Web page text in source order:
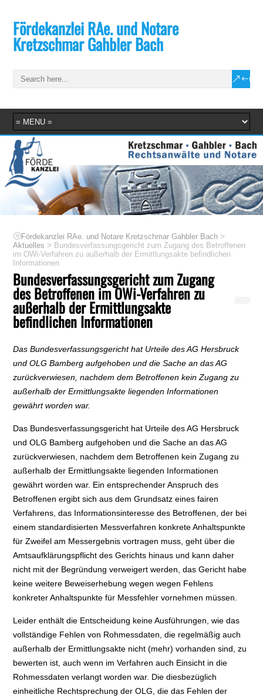
Fördekanzlei RAe. und Notare
Kretzschmar Gahbler Bach
Fördekanzlei RAe. und Notare Kretzschmar Gahbler Bach >
Aktuelles > Bundesverfassungsgericht zum Zugang des Betroffenen
im OWi-Verfahren zu außerhalb der Ermittlungsakte befindlichen
Informationen
Bundesverfassungsgericht zum Zugang
des Betroffenen im OWi-Verfahren zu
außerhalb der Ermittlungsakte
befindlichen Informationen
Das Bundesverfassungsgericht hat Urteile des AG Hersbruck
und OLG Bamberg aufgehoben und die Sache an das AG
zurückverwiesen, nachdem dem Betroffenen kein Zugang zu
außerhalb der Ermittlungsakte liegenden Informationen
gewährt worden war.
Das Bundesverfassungsgericht hat Urteile des AG Hersbruck
und OLG Bamberg aufgehoben und die Sache an das AG
zurückverwiesen, nachdem dem Betroffenen kein Zugang zu
außerhalb der Ermittlungsakte liegenden Informationen
gewährt worden war. Ein entsprechender Anspruch des
Betroffenen ergibt sich aus dem Grundsatz eines fairen
Verfahrens, das Informationsinteresse des Betroffenen, der bei
einem standardisierten Messverfahren konkrete Anhaltspunkte
für Zweifel am Messergebnis vortragen muss, geht über die
Amtsaufklärungspflicht des Gerichts hinaus und kann daher
nicht mit der Begründung verweigert werden, das Gericht habe
keine weitere Beweiserhebung wegen wegen Fehlens
konkreter Anhaltspunkte für Messfehler vornehmen müssen.
Leider enthält die Entscheidung keine Ausführungen, wie das
vollständige Fehlen von Rohmessdaten, die regelmäßig auch
außerhalb der Ermittlungsakte nicht (mehr) vorhanden sind, zu
bewerten ist, auch wenn im Verfahren auch Einsicht in die
Rohmessdaten verlangt worden war. Die diesbezüglich
einheitliche Rechtsprechung der OLG, die das Fehlen der